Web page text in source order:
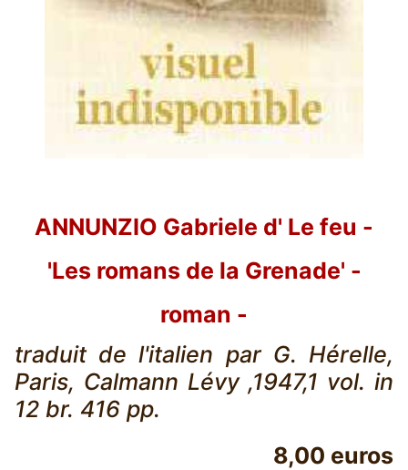
ANNUNZIO Gabriele d' Le feu -
'Les romans de la Grenade' -
roman -
traduit de l'italien par G. Hérelle,
Paris, Calmann Lévy ,1947,1 vol. in
12 br. 416 pp.
8,00 euros